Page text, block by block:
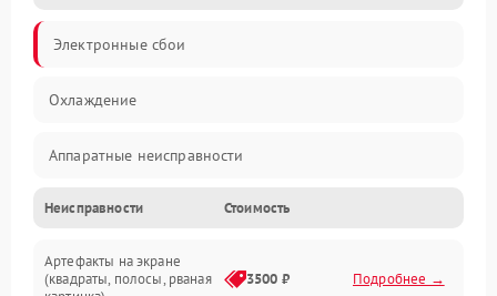
Электронные сбои
Охлаждение
Аппаратные неисправности
Перегрев и термопроблемы
Видео
Неисправности Стоимость
Артефакты на экране
(квадраты, полосы, рваная
3500 ₽ Подробнее →